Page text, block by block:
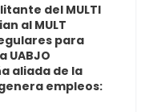
del MULTI
al MULT
para
UABJO
aliada de la
empleos: